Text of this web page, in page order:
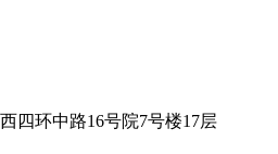
四环中路16号院7号楼17层